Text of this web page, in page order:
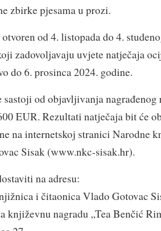
zbirke pjesama u prozi.
od 4. listopada do 4.
zadovoljavaju uvjete natječaja
do 6. prosinca 2024. godine.
sastoji od objavljivanja nagrađenog
EUR. Rezultati natječaja bit će
na internetskoj stranici Narodne
Sisak (www.nkc-sisak.hr).
na adresu:
i čitaonica Vlado Gotovac
književnu nagradu „Tea Benčić